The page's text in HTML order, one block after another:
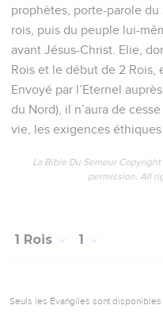
prophètes, porte-parole du
rois, puis du peuple lui-
avant Jésus-Christ. Elie,
Rois et le début de 2 Rois,
Envoyé par l’Eternel
du Nord), il n’aura de
vie, les exigences
La Bible Du Semeur
permission. All
1 Rois 1
Seuls les Évangiles sont